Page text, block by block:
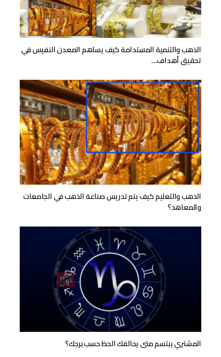
الذهب والتنمية المستدامة كيف يساهم المعدن النفيس في
تحقيق أهداف…
الذهب والتعليم كيف يتم تدريس صناعة الذهب في الجامعات
والمعاهد؟
المشتري يبتسم متى يحالفك الحظ حسب برجك؟